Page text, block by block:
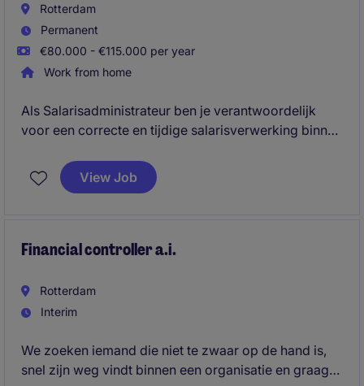
Rotterdam
Permanent
€80.000 - €115.000 per year
Work from home
Als Salarisadministrateur ben je verantwoordelijk
voor een correcte en tijdige salarisverwerking binnen
samenwerkt met medewerkers, managers en externe
payrollpartners. Je combineert operationele
werkomgeving in Rotterdam.
View Job
Financial controller a.i.
Rotterdam
Interim
We zoeken iemand die niet te zwaar op de hand is,
snel zijn weg vindt binnen een organisatie en graag